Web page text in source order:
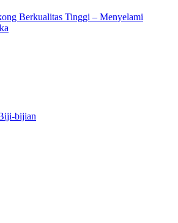
Berkualitas Tinggi – Menyelami
bijian